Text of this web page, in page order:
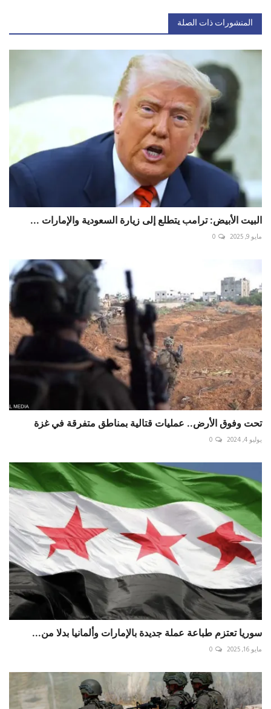
المنشورات ذات الصلة
البيت الأبيض: ترامب يتطلع إلى زيارة السعودية والإمارات ...
مايو 9, 2025 0
تحت وفوق الأرض.. عمليات قتالية بمناطق متفرقة في غزة
يوليو 4, 2024 0
سوريا تعتزم طباعة عملة جديدة بالإمارات وألمانيا بدلا من...
مايو 16, 2025 0